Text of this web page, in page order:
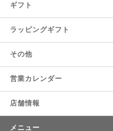
ギフト
ラッピングギフト
その他
営業カレンダー
店舗情報
メニュー